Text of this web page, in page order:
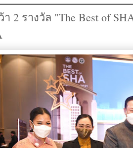
2 รางวัล "The Best of